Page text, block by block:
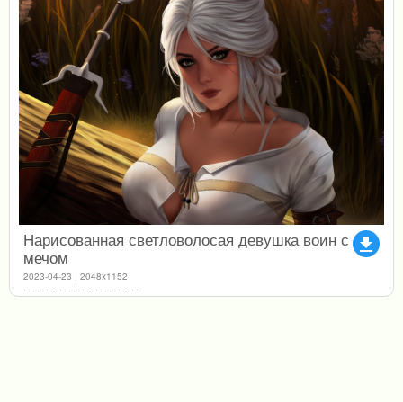
file_download
Нарисованная светловолосая девушка воин с
мечом
2023-04-23 | 2048x1152